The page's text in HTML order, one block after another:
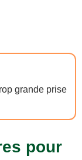
grande prise
pour